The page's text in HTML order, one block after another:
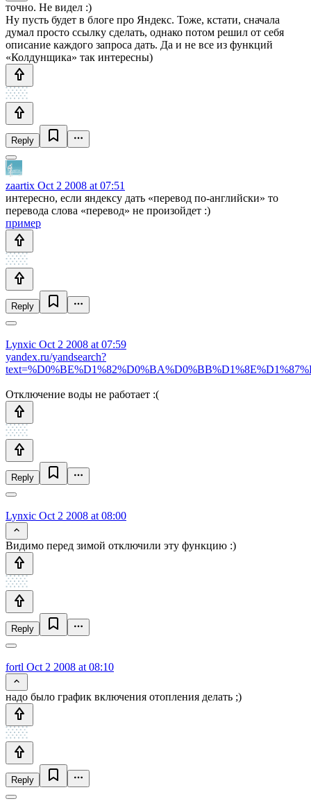
точно. Не видел :)
Ну пусть будет в блоге про Яндекс. Тоже, кстати, сначала
думал просто ссылку сделать, однако потом решил от себя
описание каждого запроса дать. Да и не все из функций
«Колдунщика» так интересны)
Reply
zaartix Oct 2 2008 at 07:51
интересно, если яндексу дать «перевод по-английски» то
перевода слова «перевод» не произойдет :)
пример
Reply
Lynxic Oct 2 2008 at 07:59
yandex.ru/yandsearch?
Отключение воды не работает :(
Reply
Lynxic Oct 2 2008 at 08:00
Видимо перед зимой отключили эту функцию :)
Reply
fortl Oct 2 2008 at 08:10
надо было график включения отопления делать ;)
Reply